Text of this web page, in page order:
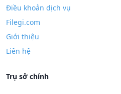
Điều khoản dịch vụ
Filegi.com
Giới thiệu
Liên hệ
Trụ sở chính